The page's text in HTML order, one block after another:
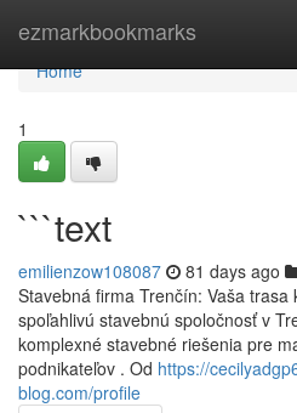
ezmarkbookmarks
Home
Home
1
```text
emilienzow108087 81 days ago
Stavebná firma Trenčín: Vaša trasa
spoľahlivú stavebnú spoločnosť v
komplexné stavebné riešenia pre
podnikateľov . Od https://
blog.com/profile